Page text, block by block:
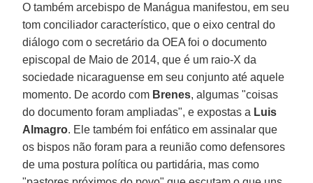
O também arcebispo de Manágua manifestou, em seu
tom conciliador característico, que o eixo central do
diálogo com o secretário da OEA foi o documento
episcopal de Maio de 2014, que é um raio-X da
sociedade nicaraguense em seu conjunto até aquele
momento. De acordo com Brenes, algumas "coisas
do documento foram ampliadas", e expostas a Luis
Almagro. Ele também foi enfático em assinalar que
os bispos não foram para a reunião como defensores
de uma postura política ou partidária, mas como